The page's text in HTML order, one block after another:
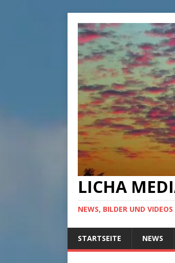
LICHA
NEWS, BILDER UND
STARTSEITE NEWS